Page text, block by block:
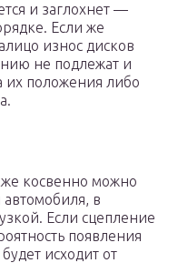
и заглохнет —
Если же
износ дисков
не подлежат и
их положения либо
косвенно можно
в
Если сцепление
появления
исходит от